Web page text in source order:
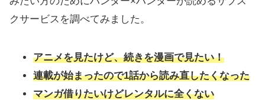
クサービスを調べてみました。
アニメを見たけど、続きを漫画で見たい！
連載が始まったので1話から読み直したくなった
マンガ借りたいけどレンタルに全くない